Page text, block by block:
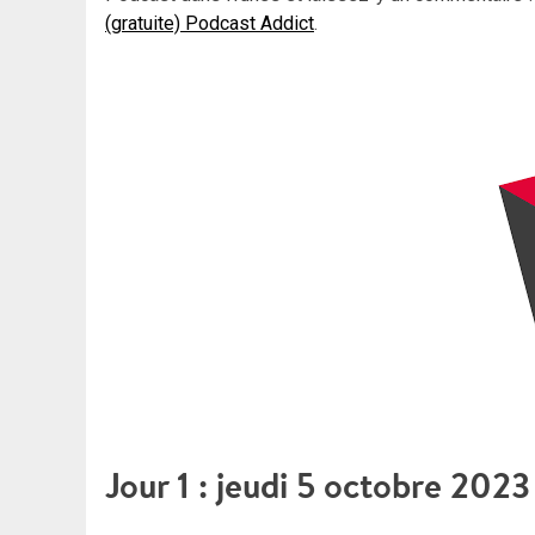
(gratuite) Podcast Addict.
Jour 1 : jeudi 5 octobre 2023